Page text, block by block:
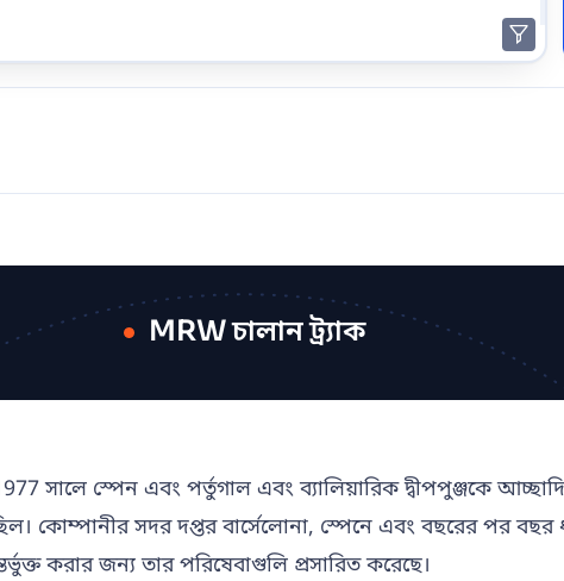
MRW চালান ট্র্যাক
সালে স্পেন এবং পর্তুগাল এবং ব্যালিয়ারিক দ্বীপপুঞ্জকে
কোম্পানীর সদর দপ্তর বার্সেলোনা, স্পেনে এবং বছরের পর বছর
করার জন্য তার পরিষেবাগুলি প্রসারিত করেছে।